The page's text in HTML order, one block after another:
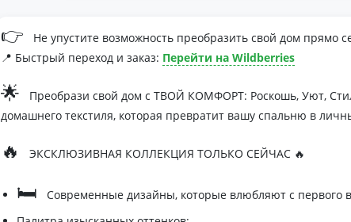
👉
Не упустите возможность преобразить свой дом прямо
📍 Быстрый переход и заказ: Перейти на Wildberries
🌟
Преобрази свой дом с ТВОЙ КОМФОРТ: Роскошь, Уют,
домашнего текстиля, которая превратит вашу спальню в
🔥 ЭКСКЛЮЗИВНАЯ КОЛЛЕКЦИЯ ТОЛЬКО СЕЙЧАС 🔥
🛏
Современные дизайны, которые влюбляют с первого